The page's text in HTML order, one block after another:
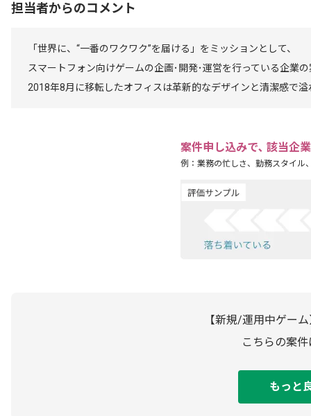
担当者からのコメント
「世界に、“一番のワクワク”を届ける」をミッションとして、
スマートフォン向けゲームの企画･開発･運営を行っている企業
2018年8月に移転したオフィスは革新的なデザインと清潔感で
案件申し込みで､ 該当企
例：業務の忙しさ、勤務スタイル
【新規/運用中ゲー
こちらの案
もっと